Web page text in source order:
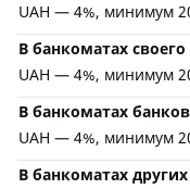
UAH — 4%, минимум
В банкоматах
UAH — 4%, минимум
В банкоматах
UAH — 4%, минимум
В банкоматах